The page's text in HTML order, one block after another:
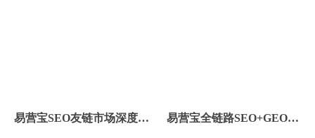
易营宝SEO友链市场深度运
易营宝全链路SEO+GEO优